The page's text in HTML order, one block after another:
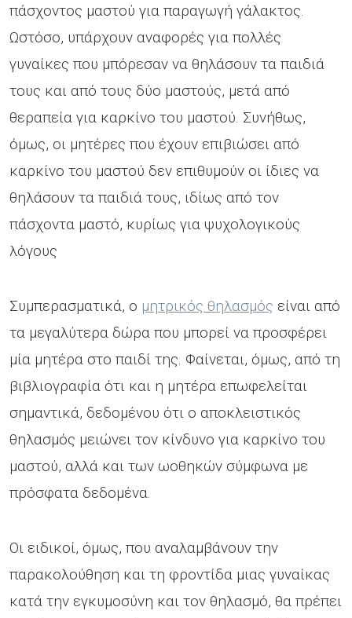
πάσχοντος μαστού για παραγωγή γάλακτος.
Ωστόσο, υπάρχουν αναφορές για πολλές
γυναίκες που μπόρεσαν να θηλάσουν τα παιδιά
τους και από τους δύο μαστούς, μετά από
θεραπεία για καρκίνο του μαστού. Συνήθως,
όμως, οι μητέρες που έχουν επιβιώσει από
καρκίνο του μαστού δεν επιθυμούν οι ίδιες να
θηλάσουν τα παιδιά τους, ιδίως από τον
πάσχοντα μαστό, κυρίως για ψυχολογικούς
λόγους
Συμπερασματικά, ο μητρικός θηλασμός είναι από
τα μεγαλύτερα δώρα που μπορεί να προσφέρει
μία μητέρα στο παιδί της. Φαίνεται, όμως, από τη
βιβλιογραφία ότι και η μητέρα επωφελείται
σημαντικά, δεδομένου ότι ο αποκλειστικός
θηλασμός μειώνει τον κίνδυνο για καρκίνο του
μαστού, αλλά και των ωοθηκών σύμφωνα με
πρόσφατα δεδομένα.
Οι ειδικοί, όμως, που αναλαμβάνουν την
παρακολούθηση και τη φροντίδα μιας γυναίκας
κατά την εγκυμοσύνη και τον θηλασμό, θα πρέπει